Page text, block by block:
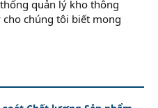
quản lý kho thông
chúng tôi biết mong